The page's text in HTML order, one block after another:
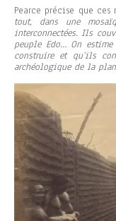
Pearce précise que ces
tout, dans une
interconnectées. Ils
peuple Edo… On
construire et qu’ils
archéologique de la